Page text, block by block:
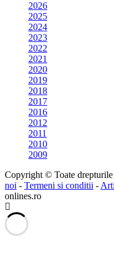
2026
2025
2024
2023
2022
2021
2020
2019
2018
2017
2016
2012
2011
2010
2009
Copyright © Toate drepturile
noi - Termeni si conditii -
onlines.ro